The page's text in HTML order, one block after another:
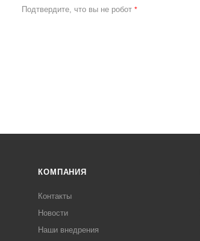
Подтвердите, что вы не робот *
КОМПАНИЯ
Контакты
Новости
Наши внедрения